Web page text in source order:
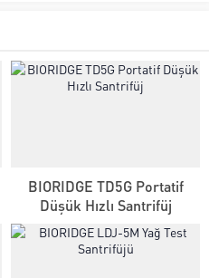
BIORIDGE TD5G Portatif
Düşük Hızlı Santrifüj